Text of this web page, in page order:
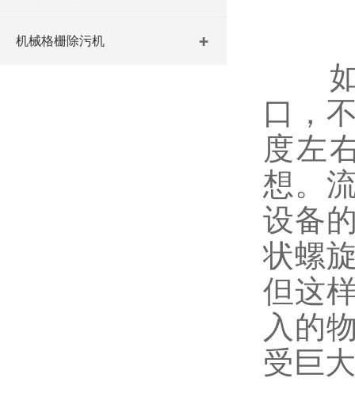
机械格栅除污机
如
口，
度左
想。
设备
状螺
但这
入的
受巨